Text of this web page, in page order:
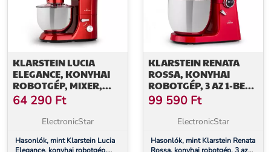
KLARSTEIN LUCIA
ELEGANCE, KONYHAI
ROBOTGÉP, MIXER,
HÚSDARÁLÓ, 1800 W,
BPA MENTES
64 290 Ft
ElectronicStar
Hasonlók, mint Klarstein Lucia
KLARSTEIN RENATA
ROSSA, KONYHAI
ROBOTGÉP, 3 AZ 1-BEN
2000 W/2,7 PS, 10 L,
ROZSDAMENTES ACÉL,
BPA-MENTES
99 590 Ft
ElectronicStar
Hasonlók, mint Klarstein Renata